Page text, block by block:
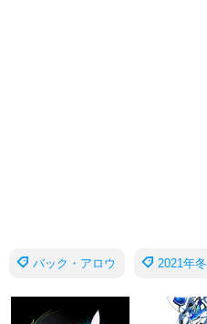
バック・アロウ 2021年冬